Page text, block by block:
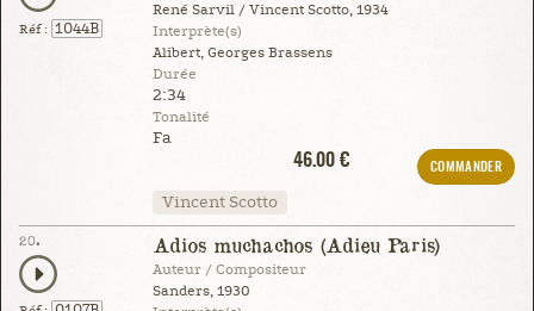
Réf : 1044B
René Sarvil / Vincent Scotto, 1934
Interprète(s)
Alibert, Georges Brassens
Durée
2:34
Tonalité
Fa
46.00 €
COMMANDER
Vincent Scotto
20. Adios muchachos (Adieu Paris)
Auteur / Compositeur
Sanders, 1930